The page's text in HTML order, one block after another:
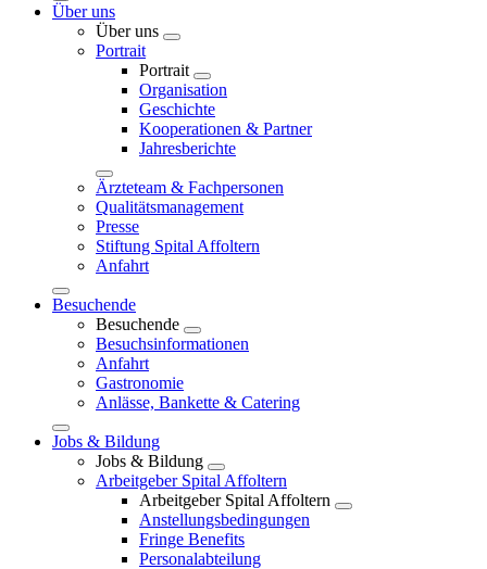
Über uns
Über uns
Portrait
Portrait
Organisation
Geschichte
Kooperationen & Partner
Jahresberichte
Ärzteteam & Fachpersonen
Qualitätsmanagement
Presse
Stiftung Spital Affoltern
Anfahrt
Besuchende
Besuchende
Besuchsinformationen
Anfahrt
Gastronomie
Anlässe, Bankette & Catering
Jobs & Bildung
Jobs & Bildung
Arbeitgeber Spital Affoltern
Arbeitgeber Spital Affoltern
Anstellungsbedingungen
Fringe Benefits
Personalabteilung